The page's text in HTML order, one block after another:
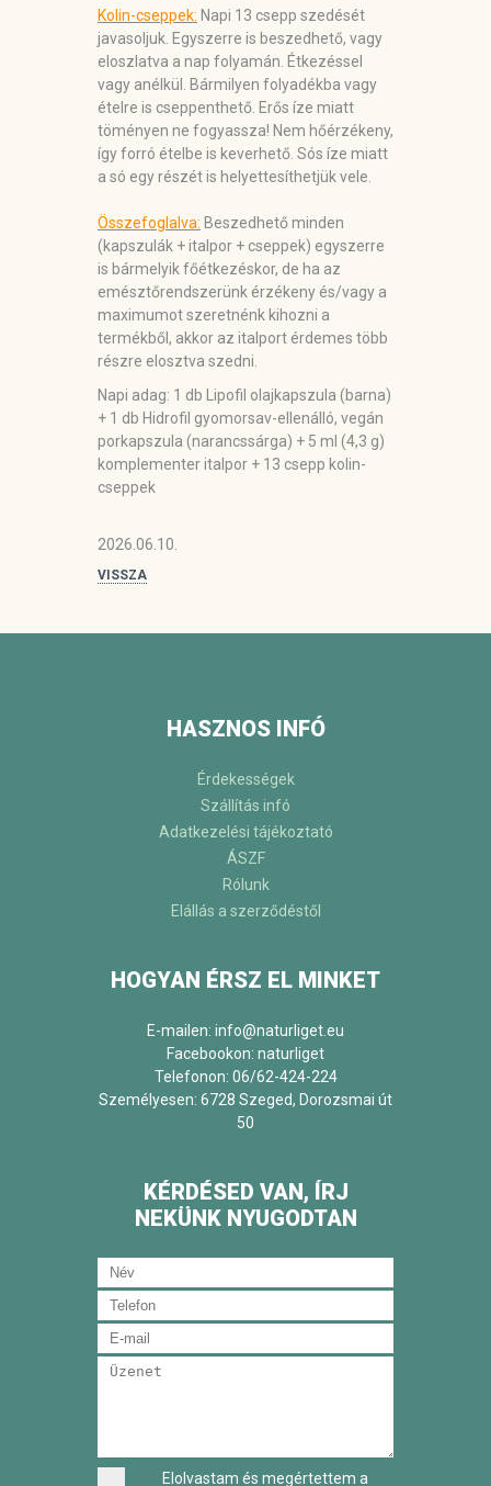
Kolin-cseppek: Napi 13 csepp szedését
javasoljuk. Egyszerre is beszedhető, vagy
eloszlatva a nap folyamán. Étkezéssel
vagy anélkül. Bármilyen folyadékba vagy
ételre is cseppenthető. Erős íze miatt
töményen ne fogyassza! Nem hőérzékeny,
így forró ételbe is keverhető. Sós íze miatt
a só egy részét is helyettesíthetjük vele.
Összefoglalva: Beszedhető minden
(kapszulák + italpor + cseppek) egyszerre
is bármelyik főétkezéskor, de ha az
emésztőrendszerünk érzékeny és/vagy a
maximumot szeretnénk kihozni a
termékből, akkor az italport érdemes több
részre elosztva szedni.
Napi adag: 1 db Lipofil olajkapszula (barna)
+ 1 db Hidrofil gyomorsav-ellenálló, vegán
porkapszula (narancssárga) + 5 ml (4,3 g)
komplementer italpor + 13 csepp kolin-
cseppek
2026.06.10.
VISSZA
HASZNOS INFÓ
Érdekességek
Szállítás infó
Adatkezelési tájékoztató
ÁSZF
Rólunk
Elállás a szerződéstől
HOGYAN ÉRSZ EL MINKET
E-mailen: info@naturliget.eu
Facebookon: naturliget
Telefonon: 06/62-424-224
Személyesen: 6728 Szeged, Dorozsmai út
50
KÉRDÉSED VAN, ÍRJ
NEKÜNK NYUGODTAN
Elolvastam és megértettem a